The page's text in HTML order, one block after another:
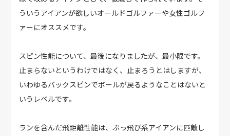
ういうアイアンが欲しいオールドゴルファーや女性ゴルフ
ァーにオススメです。
スピン性能について、最後になりましたが、最小限です。
止まらないというわけではなく、止まろうとはしますが、
いわゆるバックスピンでボールが戻るようなことはないと
いうレベルです。
ランを含んだ飛距離性能は、ぶっ飛び系アイアンに匹敵し